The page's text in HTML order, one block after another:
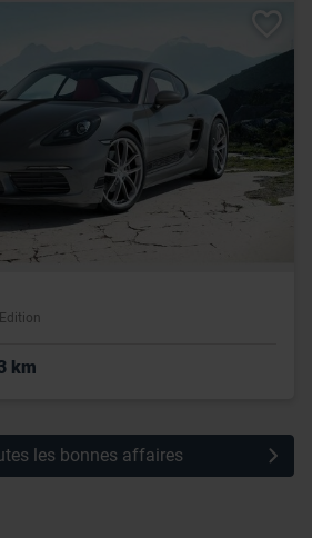
qu’ils ont collectées lors de votre
km
les bonnes affaires